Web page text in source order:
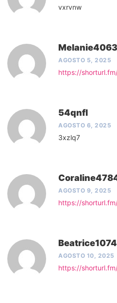
vxrvnw
Melanie4063
AGOSTO 5, 2025
https://
54qnfl
AGOSTO 6, 2025
3xzlq7
AGOSTO 9, 2025
https://
Beatrice1074
AGOSTO 10, 2025
https://